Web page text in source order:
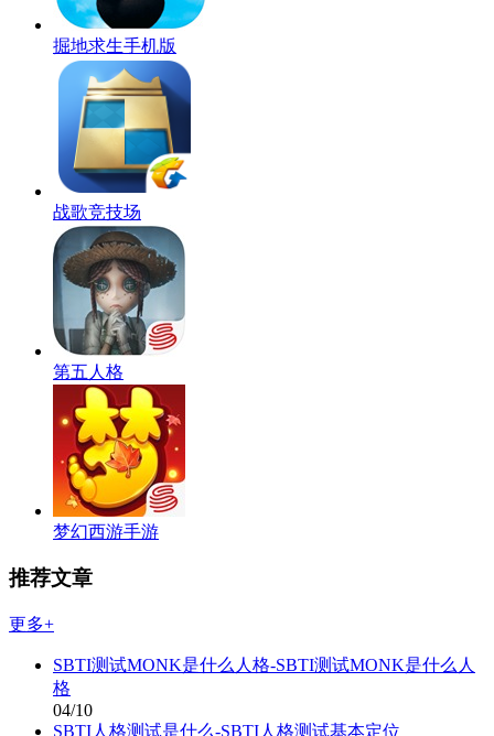
掘地求生手机版
战歌竞技场
第五人格
梦幻西游手游
推荐文章
更多+
SBTI测试MONK是什么人格-SBTI测试MONK是什么人
格
04/10
SBTI人格测试是什么-SBTI人格测试基本定位